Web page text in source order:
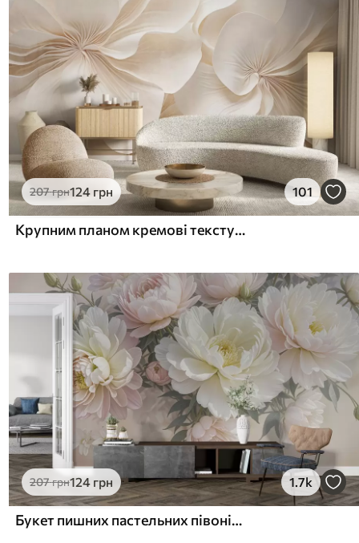
207грн124 грн 101
Крупним планом кремові текстуровані квіти з ніжними пелюстками, що спадають, створюють м'яку, елегантну та фактурну квіткову композицію
207грн124 грн 1.7k
Букет пишних пастельних півоній та інших квітів на м'якому розмитому тлі